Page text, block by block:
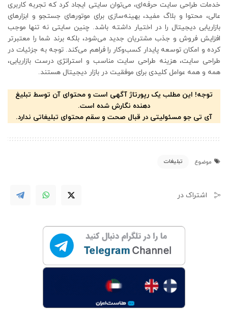
خدمات طراحی سایت حرفه‌ای، می‌توان سایتی ایجاد کرد که تجربه کاربری
عالی، محتوا و بلاگ مفید، بهینه‌سازی برای موتورهای جستجو و ابزارهای
بازاریابی دیجیتال را در اختیار داشته باشد. چنین سایتی نه تنها موجب
افزایش فروش و جذب مشتریان جدید می‌شود، بلکه برند شما را معتبرتر
کرده و امکان توسعه پایدار کسب‌وکار را فراهم می‌کند. توجه به جزئیات در
طراحی سایت، هزینه طراحی سایت مناسب و استراتژی درست بازاریابی،
همه و همه عوامل کلیدی برای موفقیت در بازار دیجیتال هستند.
توجه! این مطلب یک رپورتاژ آگهی است و محتوای آن توسط تبلیغ
دهنده نگارش شده است.
آی تی جو مسئولیتی در قبال صحت و سقم محتوای تبلیغاتی ندارد.
موضوع تبلیغات
اشتراک در